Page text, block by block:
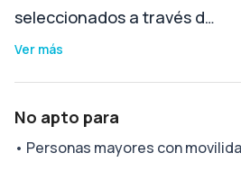
seleccionados a través d…
Ver más
No apto para
• Personas mayores con